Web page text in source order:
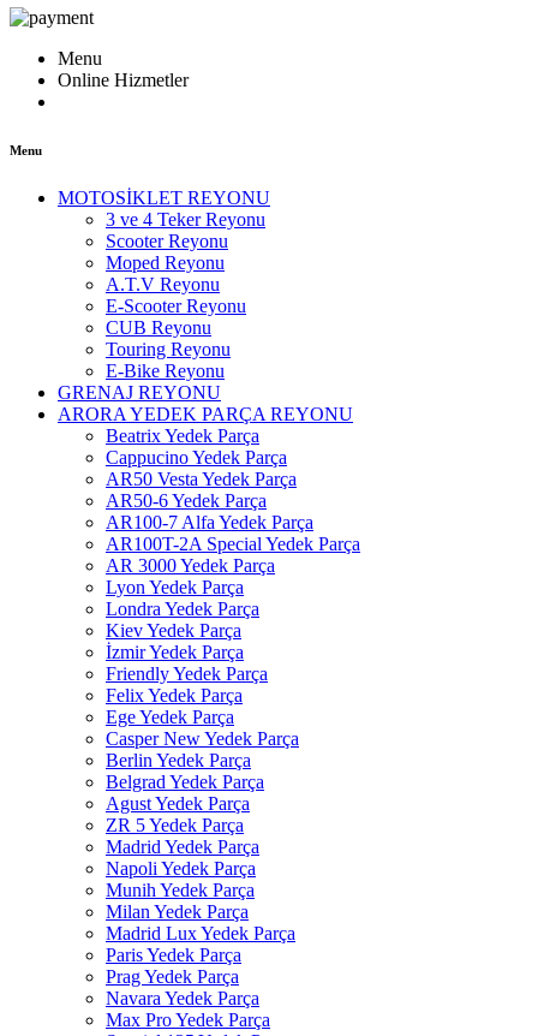
Menu
Online Hizmetler
Menu
MOTOSİKLET REYONU
3 ve 4 Teker Reyonu
Scooter Reyonu
Moped Reyonu
A.T.V Reyonu
E-Scooter Reyonu
CUB Reyonu
Touring Reyonu
E-Bike Reyonu
GRENAJ REYONU
ARORA YEDEK PARÇA REYONU
Beatrix Yedek Parça
Cappucino Yedek Parça
AR50 Vesta Yedek Parça
AR50-6 Yedek Parça
AR100-7 Alfa Yedek Parça
AR100T-2A Special Yedek Parça
AR 3000 Yedek Parça
Lyon Yedek Parça
Londra Yedek Parça
Kiev Yedek Parça
İzmir Yedek Parça
Friendly Yedek Parça
Felix Yedek Parça
Ege Yedek Parça
Casper New Yedek Parça
Berlin Yedek Parça
Belgrad Yedek Parça
Agust Yedek Parça
ZR 5 Yedek Parça
Madrid Yedek Parça
Napoli Yedek Parça
Munih Yedek Parça
Milan Yedek Parça
Madrid Lux Yedek Parça
Paris Yedek Parça
Prag Yedek Parça
Navara Yedek Parça
Max Pro Yedek Parça